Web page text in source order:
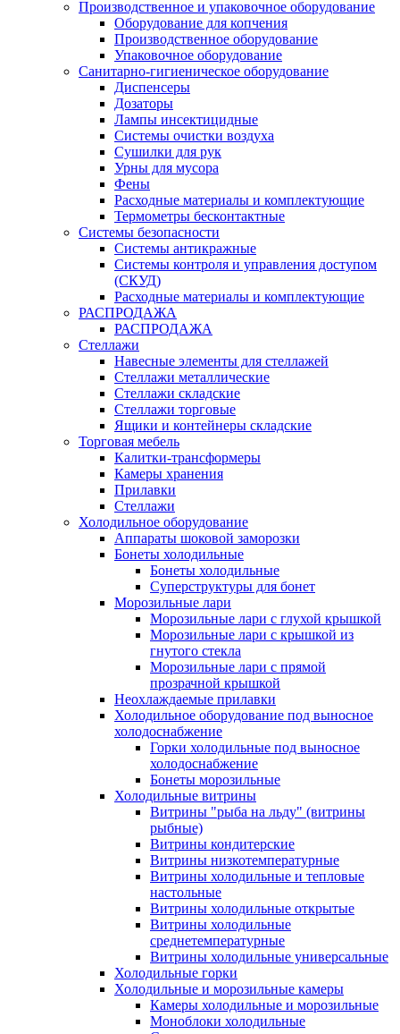
Производственное и упаковочное оборудование
Оборудование для копчения
Производственное оборудование
Упаковочное оборудование
Санитарно-гигиеническое оборудование
Диспенсеры
Дозаторы
Лампы инсектицидные
Системы очистки воздуха
Сушилки для рук
Урны для мусора
Фены
Расходные материалы и комплектующие
Термометры бесконтактные
Системы безопасности
Системы антикражные
Системы контроля и управления доступом
(СКУД)
Расходные материалы и комплектующие
РАСПРОДАЖА
РАСПРОДАЖА
Стеллажи
Навесные элементы для стеллажей
Стеллажи металлические
Стеллажи складские
Стеллажи торговые
Ящики и контейнеры складские
Торговая мебель
Калитки-трансформеры
Камеры хранения
Прилавки
Стеллажи
Холодильное оборудование
Аппараты шоковой заморозки
Бонеты холодильные
Бонеты холодильные
Суперструктуры для бонет
Морозильные лари
Морозильные лари с глухой крышкой
Морозильные лари с крышкой из
гнутого стекла
Морозильные лари с прямой
прозрачной крышкой
Неохлаждаемые прилавки
Холодильное оборудование под выносное
холодоснабжение
Горки холодильные под выносное
холодоснабжение
Бонеты морозильные
Холодильные витрины
Витрины "рыба на льду" (витрины
рыбные)
Витрины кондитерские
Витрины низкотемпературные
Витрины холодильные и тепловые
настольные
Витрины холодильные открытые
Витрины холодильные
среднетемпературные
Витрины холодильные универсальные
Холодильные горки
Холодильные и морозильные камеры
Камеры холодильные и морозильные
Моноблоки холодильные